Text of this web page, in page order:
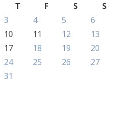
T F S
S
3 4 5
6
10 11 12
13
17 18 19
20
24 25 26
27
31